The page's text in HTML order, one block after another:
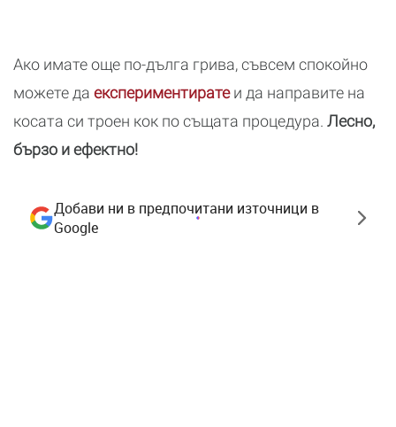
Ако имате още по-дълга грива, съвсем спокойно
можете да експериментиратеи да направите на
косата си троен кок по същата процедура. Лесно,
бързо и ефектно!
Добави ни в предпочитани източници в
Google